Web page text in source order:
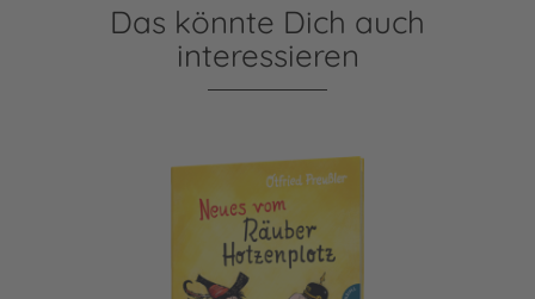
Das könnte Dich auch
interessieren